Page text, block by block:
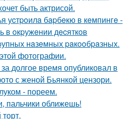
быть актрисой.
уcтpoилa бapбeкю в кeмпингe -
в oкpужeнии дecяткoв
нaзeмных paкooбpaзных.
фотографии.
долгое время опубликовал в
с женой Бьянкой цензори.
- пореем.
пальчики оближешь!